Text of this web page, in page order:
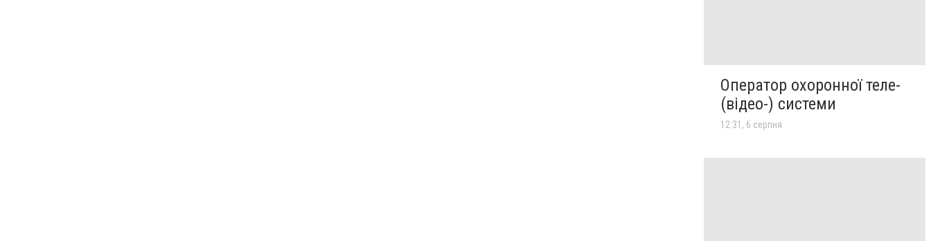
Оператор охоронної теле-
(відео-) системи
12:31, 6 серпня